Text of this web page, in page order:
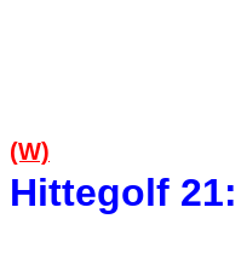
(W)
Hittegolf 21: